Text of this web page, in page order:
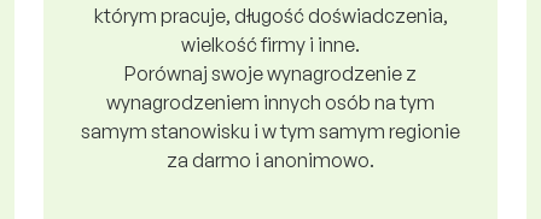
którym pracuje, długość doświadczenia,
wielkość firmy i inne.
Porównaj swoje wynagrodzenie z
wynagrodzeniem innych osób na tym
samym stanowisku i w tym samym regionie
za darmo i anonimowo.